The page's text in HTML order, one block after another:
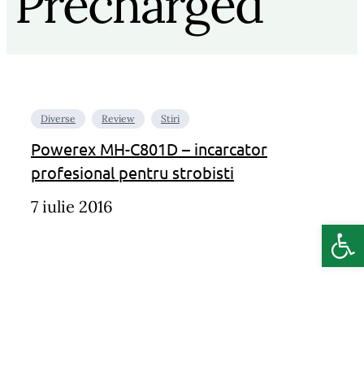
Diverse Review Stiri
Powerex MH-C801D – incarcator
profesional pentru strobisti
7 iulie 2016